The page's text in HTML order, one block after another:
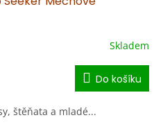
Skladem
Do košíku
štěňata a mladé...